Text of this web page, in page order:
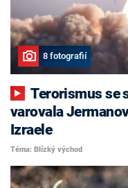
8 fotografií
Terorismus se snadno přenese i do Evropy,
varovala
Izraele
Téma: Blízký východ